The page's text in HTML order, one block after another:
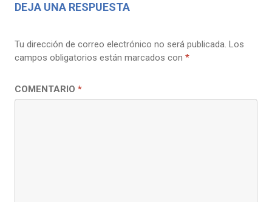
DEJA UNA RESPUESTA
Tu dirección de correo electrónico no será publicada. Los
campos obligatorios están marcados con *
COMENTARIO *